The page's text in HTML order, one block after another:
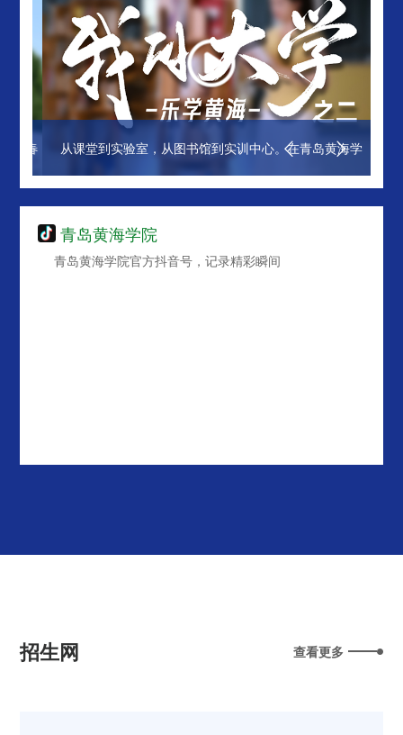
室，从图书馆到实训中心。在青岛黄海学
行合一"丈量梦想的距离！
是谁的大学食堂，让
学院，减肥只能明天再
青岛黄海学院
青岛黄海学院官方抖音号，记录精彩瞬间
招生网 查看更多